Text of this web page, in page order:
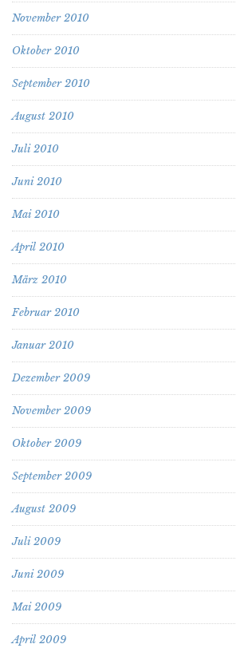
November 2010
Oktober 2010
September 2010
August 2010
Juli 2010
Juni 2010
Mai 2010
April 2010
März 2010
Februar 2010
Januar 2010
Dezember 2009
November 2009
Oktober 2009
September 2009
August 2009
Juli 2009
Juni 2009
Mai 2009
April 2009